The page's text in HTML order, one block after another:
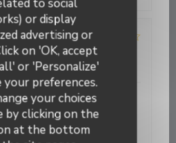
to social
or display
advertising or
on 'OK, accept
or 'Personalize'
your preferences.
your choices
by clicking on the
at the bottom
4
:5/5 Food:4/5 Value: 4
, belle surprise, plat
de qualité, serveuses